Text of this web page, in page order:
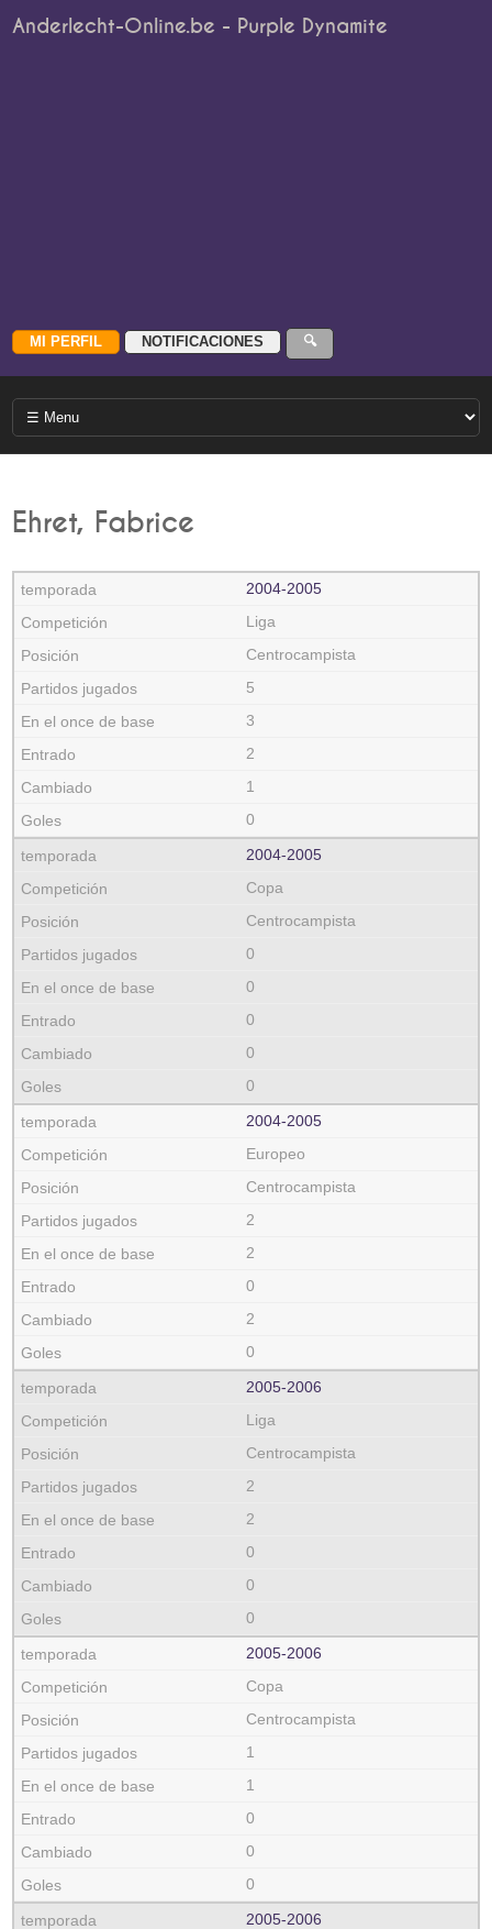
Anderlecht-Online.be - Purple Dynamite
Ehret, Fabrice
2004‑2005
Liga
Centrocampista
5
3
2
1
0
2004‑2005
Copa
Centrocampista
0
0
0
0
0
2004‑2005
Europeo
Centrocampista
2
2
0
2
0
2005‑2006
Liga
Centrocampista
2
2
0
0
0
2005‑2006
Copa
Centrocampista
1
1
0
0
0
2005‑2006